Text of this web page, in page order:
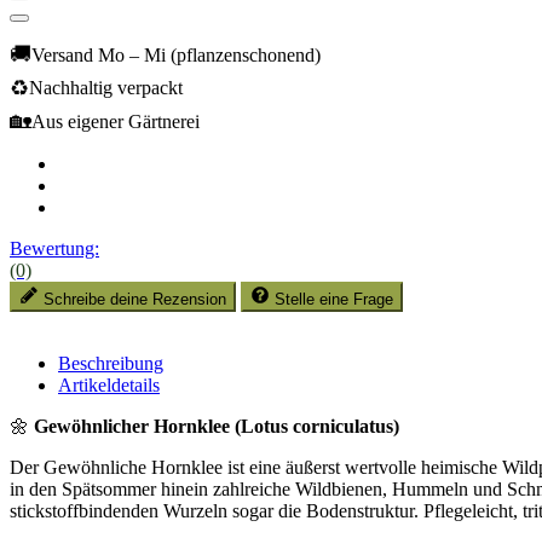
🚚Versand Mo – Mi (pflanzenschonend)
♻️Nachhaltig verpackt
🏡Aus eigener Gärtnerei
Bewertung:
(0)
Schreibe deine Rezension Stelle eine Frage
Beschreibung
Artikeldetails
🌼 Gewöhnlicher Hornklee (Lotus corniculatus)
Der Gewöhnliche Hornklee ist eine äußerst wertvolle heimische
in den Spätsommer hinein zahlreiche Wildbienen, Hummeln und
stickstoffbindenden Wurzeln sogar die Bodenstruktur. Pflegeleicht,